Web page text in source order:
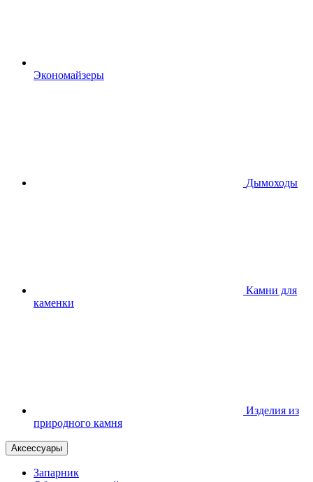
Экономайзеры
Дымоходы
Камни для
каменки
Изделия из
природного камня
Аксессуары
Запарник